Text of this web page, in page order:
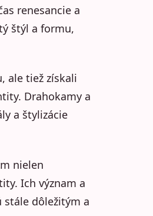
renesancie a
štýl a formu,
ale tiež získali
Drahokamy a
a štylizácie
nielen
Ich význam a
stále dôležitým a